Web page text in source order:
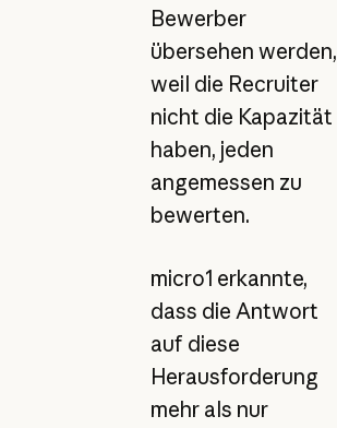
Bewerber
übersehen werden,
weil die Recruiter
nicht die Kapazität
haben, jeden
angemessen zu
bewerten.
micro1 erkannte,
dass die Antwort
auf diese
Herausforderung
mehr als nur